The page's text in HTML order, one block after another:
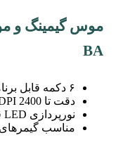
BA
۶ دکمه قابل برنامه‌ریزی
دقت تا 2400 DPI
نورپردازی LED قرمز
مناسب گیمرهای